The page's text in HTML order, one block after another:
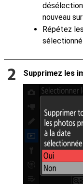
nouveau sur
Répétez
Supprimez les